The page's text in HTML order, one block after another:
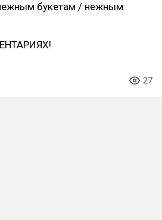
букетам / нежным
27